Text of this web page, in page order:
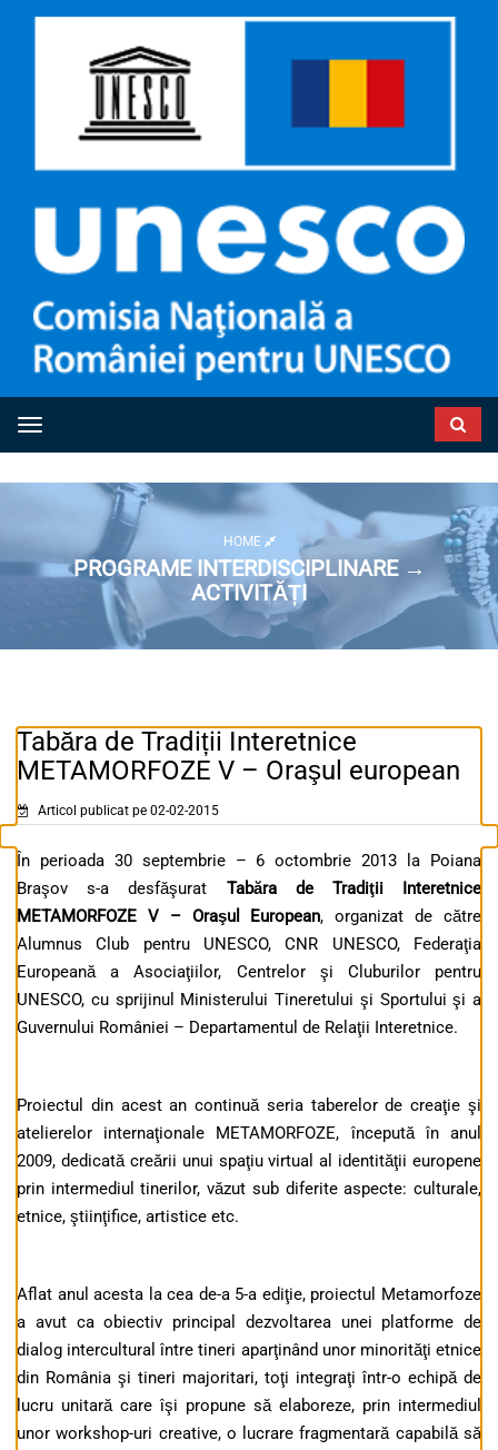
Toggle navigation
HOME
PROGRAME INTERDISCIPLINARE →
ACTIVITĂȚI
Tabăra de Tradiții Interetnice
METAMORFOZE V – Oraşul european
Articol publicat pe 02-02-2015
În perioada 30 septembrie – 6 octombrie 2013 la Poiana
Braşov s-a desfăşurat Tabăra de Tradiţii Interetnice
METAMORFOZE V – Oraşul European, organizat de către
Alumnus Club pentru UNESCO, CNR UNESCO, Federaţia
Europeană a Asociaţiilor, Centrelor şi Cluburilor pentru
UNESCO, cu sprijinul Ministerului Tineretului şi Sportului şi a
Guvernului României – Departamentul de Relaţii Interetnice.
Proiectul din acest an continuă seria taberelor de creaţie şi
atelierelor internaţionale METAMORFOZE, începută în anul
2009, dedicată creării unui spaţiu virtual al identităţii europene
prin intermediul tinerilor, văzut sub diferite aspecte: culturale,
etnice, ştiinţifice, artistice etc.
Aflat anul acesta la cea de-a 5-a ediţie, proiectul Metamorfoze
a avut ca obiectiv principal dezvoltarea unei platforme de
dialog intercultural între tineri aparţinând unor minorităţi etnice
din România şi tineri majoritari, toţi integraţi într-o echipă de
lucru unitară care îşi propune să elaboreze, prin intermediul
unor workshop-uri creative, o lucrare fragmentară capabilă să